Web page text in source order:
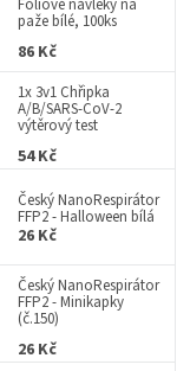
paže bílé, 100ks
86 Kč
1x 3v1 Chřipka
A/B/SARS-CoV-2
výtěrový test
54 Kč
Český NanoRespirátor
FFP2 - Halloween bílá
26 Kč
Český NanoRespirátor
FFP2 - Minikapky
(č.150)
26 Kč